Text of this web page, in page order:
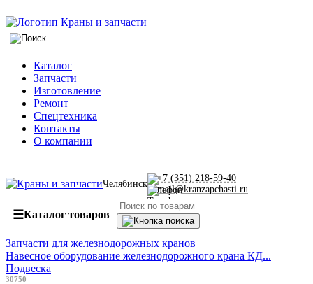
Каталог
Запчасти
Изготовление
Ремонт
Спецтехника
Контакты
О компании
Челябинск
+7 (351) 218-59-40
mail@kranzapchasti.ru
☰Каталог товаров
Запчасти для железнодорожных кранов
Навесное оборудование железнодорожного крана КД...
Подвеска
30750